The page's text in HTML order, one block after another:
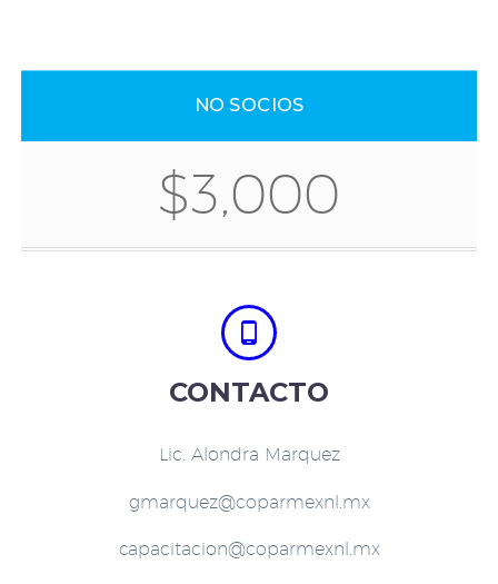
NO SOCIOS
$3,000


CONTACTO
Lic. Alondra Marquez
gmarquez@coparmexnl.mx
capacitacion@coparmexnl.mx